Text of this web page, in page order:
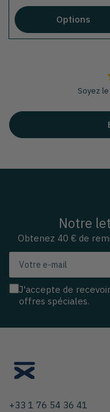
Options
Soyez
Notre
Obtenez 40 € de
mail
J'accepte de
offres spéciales.
+33 1 76 54 36 41